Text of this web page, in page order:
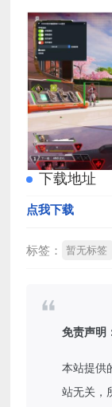
下载地址
点我下载
标签： 暂无标签
免责声明
本站提供
站无关，